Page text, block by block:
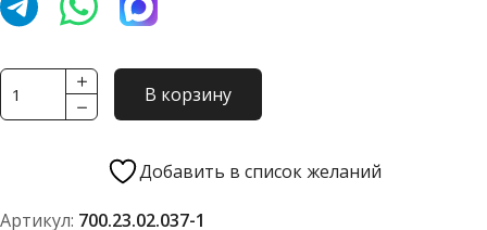
Количество
товара
700.23.02.037-
В корзину
Добавить в список желаний
Артикул: 700.23.02.037-1